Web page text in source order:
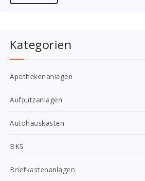
Kategorien
Apothekenanlagen
Aufputzanlagen
Autohauskästen
BKS
Briefkastenanlagen